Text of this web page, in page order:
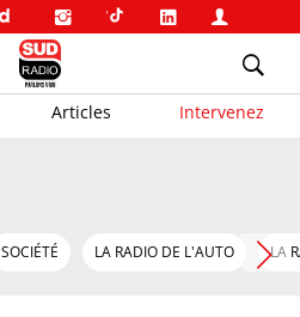
Articles Intervenez
SOCIÉTÉ LA RADIO DE L'AUTO LA